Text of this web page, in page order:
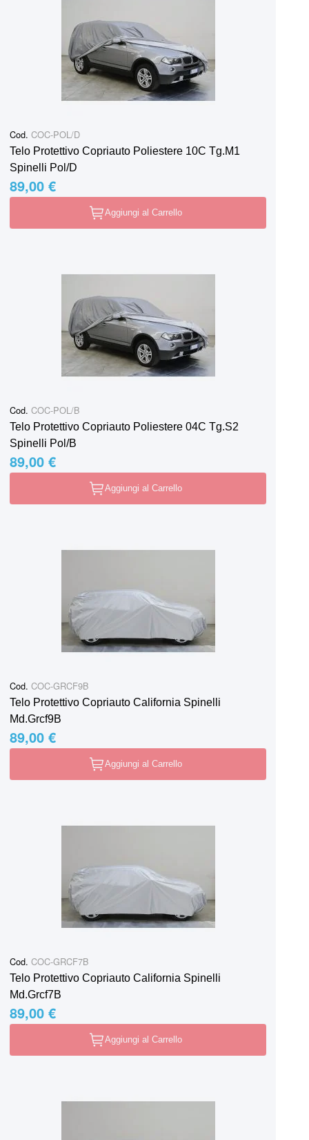
Cod. COC-POL/D
Telo Protettivo Copriauto Poliestere 10C Tg.M1
Spinelli Pol/D
89,00 €
Aggiungi al Carrello
Cod. COC-POL/B
Telo Protettivo Copriauto Poliestere 04C Tg.S2
Spinelli Pol/B
89,00 €
Aggiungi al Carrello
Cod. COC-GRCF9B
Telo Protettivo Copriauto California Spinelli
Md.Grcf9B
89,00 €
Aggiungi al Carrello
Cod. COC-GRCF7B
Telo Protettivo Copriauto California Spinelli
Md.Grcf7B
89,00 €
Aggiungi al Carrello